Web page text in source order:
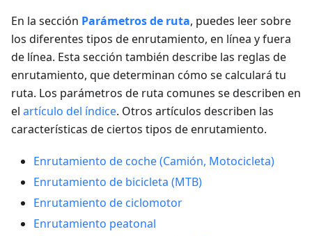
En la sección Parámetros de ruta, puedes leer sobre
los diferentes tipos de enrutamiento, en línea y fuera
de línea. Esta sección también describe las reglas de
enrutamiento, que determinan cómo se calculará tu
ruta. Los parámetros de ruta comunes se describen en
el artículo del índice. Otros artículos describen las
características de ciertos tipos de enrutamiento.
Enrutamiento de coche (Camión, Motocicleta)
Enrutamiento de bicicleta (MTB)
Enrutamiento de ciclomotor
Enrutamiento peatonal